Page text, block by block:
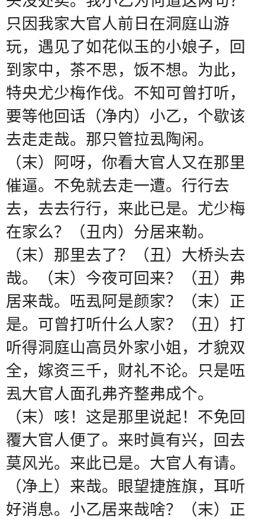
只因我家大官人前日在洞庭山游
玩，遇见了如花似玉的小娘子，回
到家中，茶不思，饭不想。为此，
特央尤少梅作伐。不知可曾打听，
要等他回话（净内）小乙，个歇该
去走走哉。那只管拉厾陶闲。
（末）阿呀，你看大官人又在那里
催逼。不免就去走一遭。行行去
去，去去行行，来此已是。尤少梅
在家么？（丑内）分居来勒。
（末）那里去了？（丑）大桥头去
哉。（末）今夜可回来？（丑）弗
居来哉。㕶厾阿是颜家？（末）正
是。可曾打听什么人家？（丑）打
听得洞庭山高员外家小姐，才貌双
全，嫁资三千，财礼不论。只是㕶
厾大官人面孔弗齐整弗成个。
（末）咳！这是那里说起！不免回
覆大官人便了。来时眞有兴，回去
莫风光。来此已是。大官人有请。
（净上）来哉。眼望捷旌旗，耳听
好消息。小乙居来哉啥？（末）正